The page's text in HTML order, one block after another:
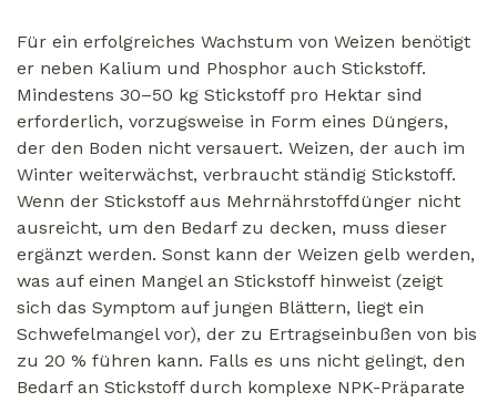
Für ein erfolgreiches Wachstum von Weizen benötigt
er neben Kalium und Phosphor auch Stickstoff.
Mindestens 30–50 kg Stickstoff pro Hektar sind
erforderlich, vorzugsweise in Form eines Düngers,
der den Boden nicht versauert. Weizen, der auch im
Winter weiterwächst, verbraucht ständig Stickstoff.
Wenn der Stickstoff aus Mehrnährstoffdünger nicht
ausreicht, um den Bedarf zu decken, muss dieser
ergänzt werden. Sonst kann der Weizen gelb werden,
was auf einen Mangel an Stickstoff hinweist (zeigt
sich das Symptom auf jungen Blättern, liegt ein
Schwefelmangel vor), der zu Ertragseinbußen von bis
zu 20 % führen kann. Falls es uns nicht gelingt, den
Bedarf an Stickstoff durch komplexe NPK-Präparate